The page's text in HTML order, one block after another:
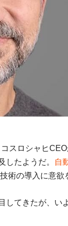
スロシャヒ
したようだ。
自
術の導入に意欲
してきたが、い